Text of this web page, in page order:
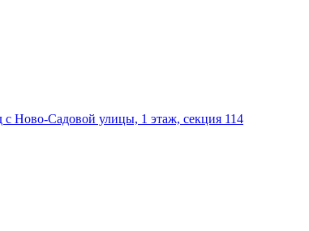
Ново-Садовой улицы, 1 этаж, секция 114